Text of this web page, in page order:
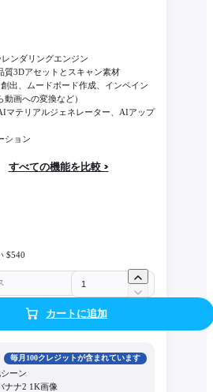
ンダリングエンジン
質3Dアセットとスキャン素材
出、ムードボード作成、インペイン
画への変換など）
マテリアルジェネレーター、AIアップ
ション
すべての機能を比較 >
$540
カートに追加
毎月100クレジットが含まれています
ーン
ナナ2 1K画像